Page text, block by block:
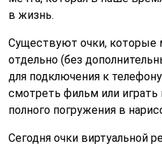
в жизнь.
Существуют очки, которые
отдельно (без
для подключения к
смотреть фильм или
полного погружения в
Сегодня очки виртуальной